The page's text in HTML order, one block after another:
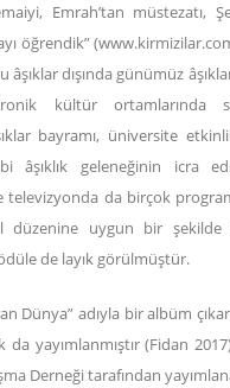
Emrah’tan müstezatı,
öğrendik” (
dışında günümüz
kültür ortamlarında
bayramı, üniversite
âşıklık geleneğinin icra
da birçok
düzenine uygun bir şekilde
de layık görülmüştür.
Dünya” adıyla bir albüm
da yayımlanmıştır (Fidan
Derneği tarafından